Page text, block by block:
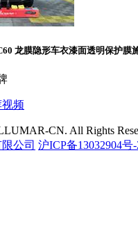
龙膜隐形车衣漆面透明保护膜
频
CN. All Rights
公司 沪ICP备13032904号-